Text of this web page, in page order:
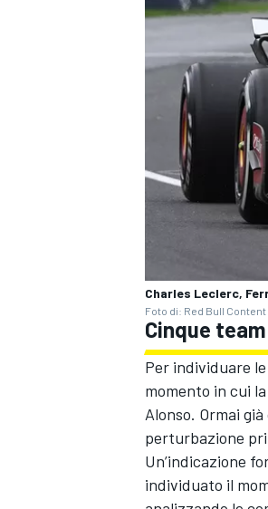
ENDURANCE/GT
Charles Leclerc,
Foto di: Red Bull Content
Cinque
Per individuare
momento in cui
Alonso. Ormai
perturbazione
Un’indicazione
individuato il